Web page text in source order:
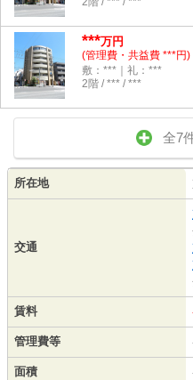
***万円
(管理費・共益費 ***円)
敷：***｜礼：***
2階 / *** / ***
全7
所在地
交通
賃料
管理費等
面積